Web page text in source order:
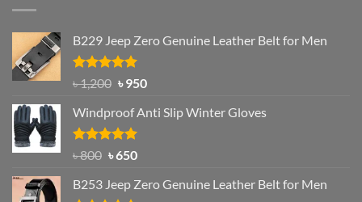
B229 Jeep Zero Genuine Leather Belt for Men
Rated4.92
out of 5
৳1,200 Original
was:
৳ 1,200.
৳950Current
is:
Windproof Anti Slip Winter Gloves
Rated4.97
৳800 Original
was:
৳650Current
is:
B253 Jeep Zero Genuine Leather Belt for Men